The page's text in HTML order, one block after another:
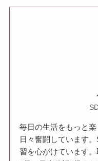
毎日の生活をもっと
日々奮闘しています
習を心がけています